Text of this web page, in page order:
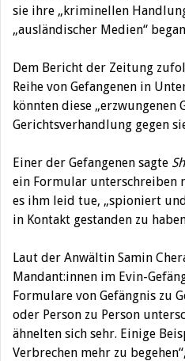
sie ihre „kriminellen
„ausländischer Medien“
Dem Bericht der Zeitung
Reihe von Gefangenen in
könnten diese „erzwungenen
Gerichtsverhandlung gegen
Einer der Gefangenen sagte
ein Formular unterschreiben
es ihm leid tue, „spioniert
in Kontakt gestanden zu
Laut der Anwältin Samin
Mandant:innen im Evin-
Formulare von Gefängnis zu
oder Person zu Person
ähnelten sich sehr. Einige
Verbrechen mehr zu